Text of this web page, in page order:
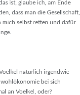
ist, glaube ich, am Ende
dass man die Gesellschaft,
mich selbst retten und dafür
natürlich irgendwie
bei sich
an Voelkel, oder?